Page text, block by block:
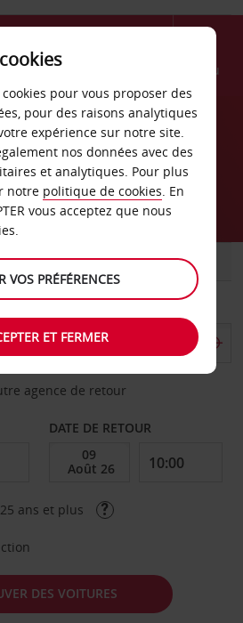
Menu
voiture
UTILITAIRE
agence de retour
DATE DE RETOUR
ans et plus
DES VOITURES
pour vous proposer des
pour des raisons analytiques
expérience sur notre site.
nos données avec des
et analytiques. Pour plus
notre politique de cookies. En
vous acceptez que nous
VOS PRÉFÉRENCES
ET FERMER